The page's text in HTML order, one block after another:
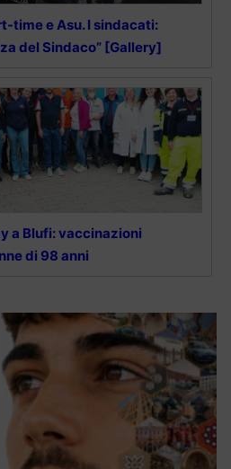
time e Asu. I sindacati:
del Sindaco” [Gallery]
a Blufi: vaccinazioni
di 98 anni